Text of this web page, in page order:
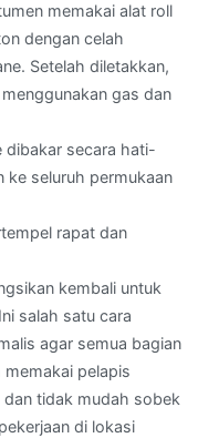
memakai alat roll
dengan celah
Setelah diletakkan,
gas dan
dibakar secara hati-
ke seluruh permukaan
rapat dan
kembali untuk
salah satu cara
agar semua bagian
pelapis
tidak mudah sobek
di lokasi